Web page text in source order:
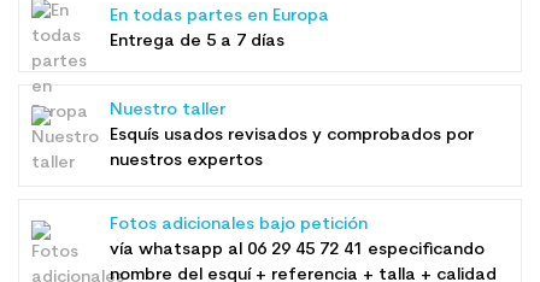
En todas partes en Europa
Entrega de 5 a 7 días
Nuestro taller
Esquís usados ​​revisados ​​y comprobados por
nuestros expertos
Fotos adicionales bajo petición
vía whatsapp al 06 29 45 72 41 especificando
nombre del esquí + referencia + talla + calidad